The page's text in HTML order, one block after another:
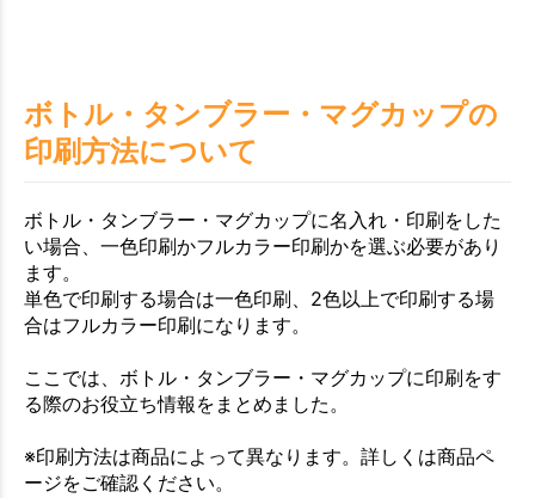
ボトル・タンブラー・マグカップの
印刷方法について
ボトル・タンブラー・マグカップに名入れ・印刷をした
い場合、一色印刷かフルカラー印刷かを選ぶ必要があり
ます。
単色で印刷する場合は一色印刷、2色以上で印刷する場
合はフルカラー印刷になります。
ここでは、ボトル・タンブラー・マグカップに印刷をす
る際のお役立ち情報をまとめました。
※印刷方法は商品によって異なります。詳しくは商品ペ
ージをご確認ください。